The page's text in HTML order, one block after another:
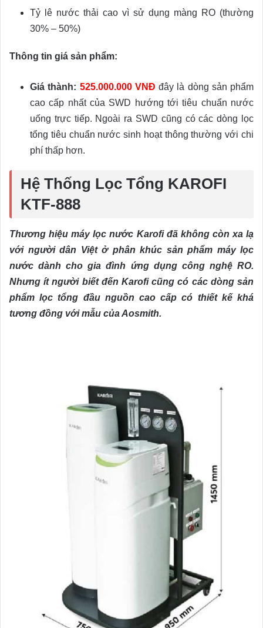
Tỷ lê nước thải cao vì sử dụng màng RO (thường
30% – 50%)
Thông tin giá sản phẩm:
Giá thành: 525.000.000 VNĐ đây là dòng sản phẩm
cao cấp nhất của SWD hướng tới tiêu chuẩn nước
uống trực tiếp. Ngoài ra SWD cũng có các dòng lọc
tổng tiêu chuẩn nước sinh hoạt thông thường với chi
phí thấp hơn.
Hệ Thống Lọc Tổng KAROFI
KTF-888
Thương hiệu máy lọc nước Karofi đã không còn xa lạ
với người dân Việt ở phân khúc sản phẩm máy lọc
nước dành cho gia đình ứng dụng công nghệ RO.
Nhưng ít người biết đến Karofi cũng có các dòng sản
phẩm lọc tổng đầu nguồn cao cấp có thiết kế khá
tương đồng với mẫu của Aosmith.